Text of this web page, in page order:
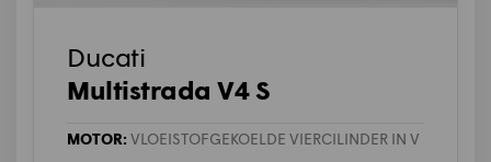
Ducati
Multistrada V4 S
MOTOR: VLOEISTOFGEKOELDE VIERCILINDER IN V